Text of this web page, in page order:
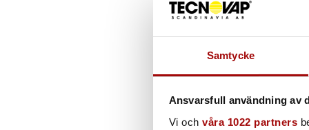
Samtycke
Ansvarsfull användning av
Vi och våra 1022 partners
Facility
Och så
Läs mer